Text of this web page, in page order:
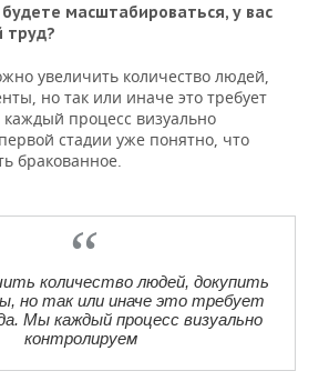
масштабироваться, у вас
труд?
увеличить количество людей,
но так или иначе это требует
процесс визуально
стадии уже понятно, что
бракованное.
количество людей, докупить
но так или иначе это требует
Мы каждый процесс визуально
контролируем